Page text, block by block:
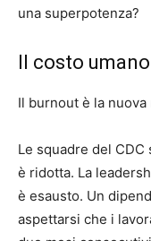
una superpotenza?
Il costo umano
Il burnout è la nuova
Le squadre del CDC
è ridotta. La
è esausto. Un
aspettarsi che i